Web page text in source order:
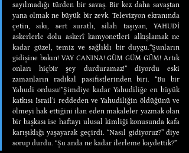
sayılmadığı türden bir savaş. Bir kez daha savaştan
yana olmak ne büyük bir zevk. Televizyon ekranında
çetin, sıkı, sert suratlı, silah taşıyan, YAHUDİ
askerlerle dolu askerî kamyonetleri alkışlamak ne
kadar güzel, temiz ve sağlıklı bir duygu.“Şunların
gidişine bakın! VAY CANINA! GÜM GÜM GÜM! Artık
onları hiçbir şey durduramaz!” diyordu eski
zamanların radikal pasifistlerinden biri. “Bu bir
Yahudi ordusu!”Şimdiye kadar Yahudiliğe en büyük
katkısı İsrail’i reddeden ve Yahudiliğin öldüğünü ve
ölmeyi hak ettiğini ilan eden makaleler yazmak olan
bir başkası ise haftayı ulusal kimliği konusunda kafa
karışıklığı yaşayarak geçirdi. “Nasıl gidiyoruz?” diye
sorup durdu. “Şu anda ne kadar ilerleme kaydettik?”